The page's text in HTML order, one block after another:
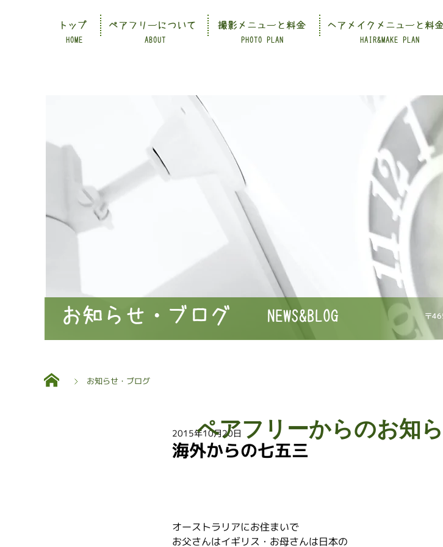
HOME ABOUT PHOTO PLAN HAIR&MAKE PLAN
トップ ペアフリーについて 撮影メニューと料金 ヘアメイクメニューと料
〒
NEWS&BLOG
お知らせ・ブログ
お知らせ・ブログ
海外からの七五三
2015年10月20日
オーストラリアにお住まいで
お父さんはイギリス・お母さんは日本の
ペアフリーからのお知